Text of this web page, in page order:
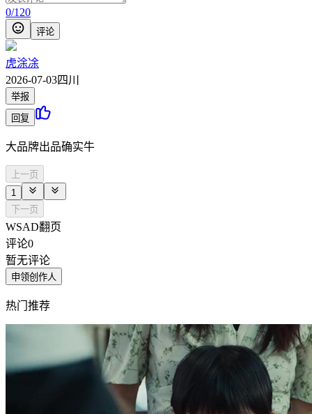
0/120
评论
虎涂凃
2026-07-03四川
举报
回复
大品牌出品确实牛
上一页
1
下一页
WSAD翻页
评论0
暂无评论
申领创作人
热门推荐